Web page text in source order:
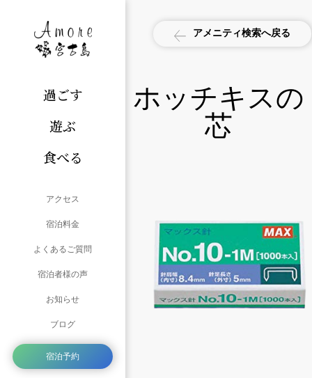
過ごす
遊ぶ
食べる
アクセス
宿泊料金
よくあるご質問
宿泊者様の声
お知らせ
ブログ
宿泊予約
アメニティ検索へ戻る
ホッチキスの
芯